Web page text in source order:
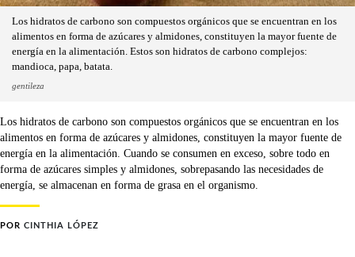
Los hidratos de carbono son compuestos orgánicos que se encuentran en los
alimentos en forma de azúcares y almidones, constituyen la mayor fuente de
energía en la alimentación. Estos son hidratos de carbono complejos:
mandioca, papa, batata.
gentileza
Los hidratos de carbono son compuestos orgánicos que se encuentran en los
alimentos en forma de azúcares y almidones, constituyen la mayor fuente de
energía en la alimentación. Cuando se consumen en exceso, sobre todo en
forma de azúcares simples y almidones, sobrepasando las necesidades de
energía, se almacenan en forma de grasa en el organismo.
POR CINTHIA LÓPEZ